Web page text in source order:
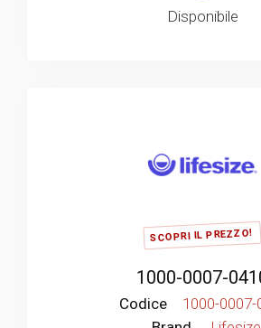
Disponibile
SCOPRI IL PREZZO!
1000-0007-
Codice
1000-0007-